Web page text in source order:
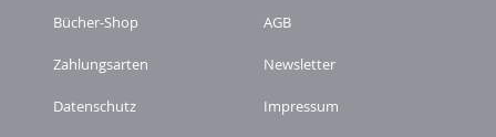
Bücher-Shop AGB
Zahlungsarten Newsletter
Datenschutz Impressum